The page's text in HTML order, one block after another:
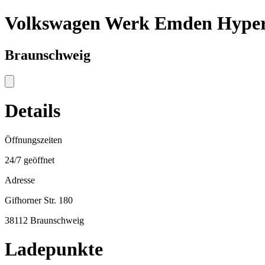
Volkswagen Werk Emden
Braunschweig
Details
Öffnungszeiten
24/7 geöffnet
Adresse
Gifhorner Str. 180
38112 Braunschweig
Ladepunkte